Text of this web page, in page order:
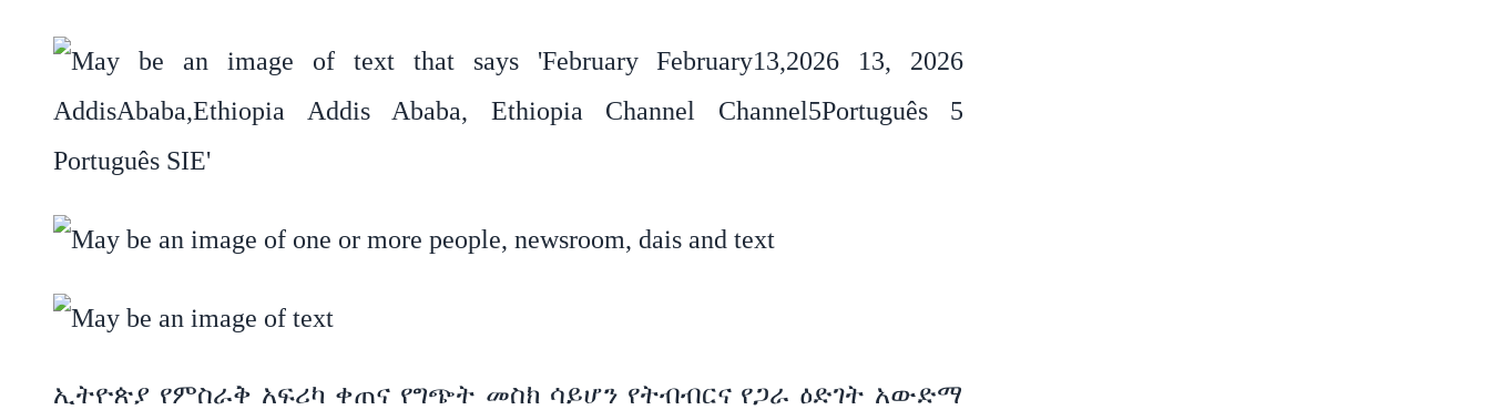
ኢትዮጵያ የምስራቅ አፍሪካ ቀጠና የግጭት መስክ ሳይሆን የትብብርና የጋራ ዕድገት አውድማ